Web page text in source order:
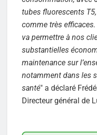
tubes fluorescents
comme très
va permettre à nos
substantielles
maintenance sur
notamment dans les
santé" a déclaré
Directeur général de